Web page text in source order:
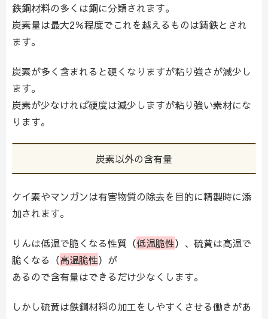
鉄鋼材料の多くは鋼に分類されます。
炭素量は最大2％程度でこれを越えるものは鋳鉄とされ
ます。
炭素が多く含まれると硬くなりますが粘り強さが減少し
ます。
炭素が少なければ硬度は減少しますが粘り強い素材にな
ります。
炭素以外の含有量
ケイ素やマンガンは有害物質の除去を目的に精製時に添
加されます。
りんは低温で脆くなる性質（低温脆性）、硫黄は高温で
脆くなる（高温脆性）が
あるので含有量はできるだけ少なくします。
しかし硫黄は鉄鋼材料の加工をしやすくさせる働きがあ